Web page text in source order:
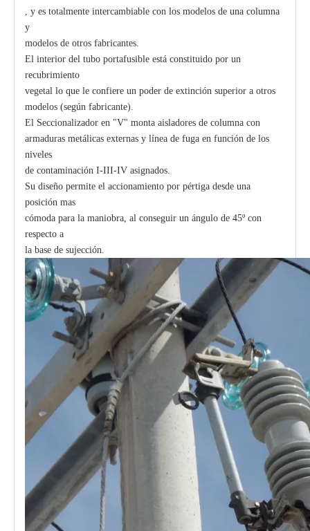
, y es totalmente intercambiable con los modelos de una columna
y
modelos de otros fabricantes.
El interior del tubo portafusible está constituido por un
recubrimiento
vegetal lo que le confiere un poder de extinción superior a otros
modelos (según fabricante).
El Seccionalizador en "V" monta aisladores de columna con
armaduras metálicas externas y línea de fuga en función de los
niveles
de contaminación I-III-IV asignados.
Su diseño permite el accionamiento por pértiga desde una
posición mas
cómoda para la maniobra, al conseguir un ángulo de 45º con
respecto a
la base de sujección.